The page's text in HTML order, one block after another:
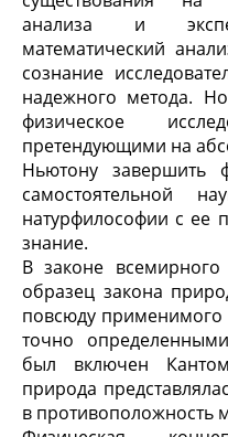
анализа и
математический
сознание
надежного метода.
физическое
претендующими на
Ньютону завершить
самостоятельной
натурфилософии с ее
знание.
В законе всемирного
образец закона
повсюду применимого
точно
был включен
природа
в противоположность